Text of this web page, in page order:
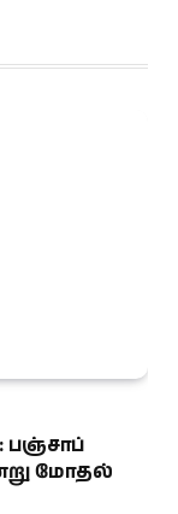
பஞ்சாப்
மோதல்